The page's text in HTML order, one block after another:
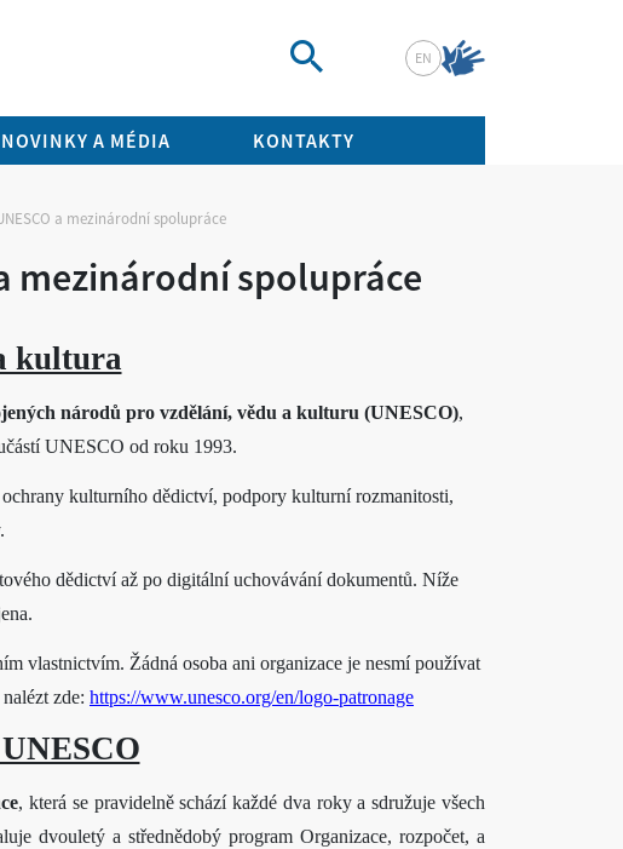
EN
NOVINKY A MÉDIA KONTAKTY
a mezinárodní spolupráce
mezinárodní spolupráce
kultura
národů pro vzdělání, vědu a kulturu (UNESCO),
UNESCO od roku 1993.
kulturního dědictví, podpory kulturní rozmanitosti,
dědictví až po digitální uchovávání dokumentů. Níže
vlastnictvím. Žádná osoba ani organizace je nesmí používat
zde: https://www.unesco.org/en/logo-patronage
, která se pravidelně schází každé dva roky a sdružuje všech
dvouletý a střednědobý program Organizace, rozpočet, a